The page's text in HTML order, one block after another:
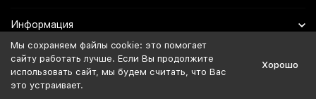
Информация
Помощь
Политика персональных данных
Мы сохраняем файлы cookie: это помогает
сайту работать лучше. Если Вы продолжите
использовать сайт, мы будем считать, что Вас
это устраивает.
Хорошо